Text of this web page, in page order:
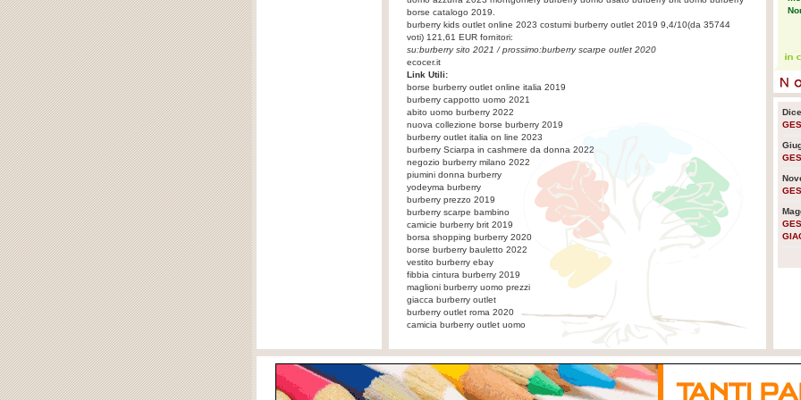
borse catalogo 2019.
burberry kids outlet online 2023 costumi burberry outlet 2019 9,4/10(da 35744
voti) 121,61 EUR fornitori:
su:burberry sito 2021 / prossimo:burberry scarpe outlet 2020
ecocer.it
Link Utili:
borse burberry outlet online italia 2019
burberry cappotto uomo 2021
abito uomo burberry 2022
nuova collezione borse burberry 2019
burberry outlet italia on line 2023
burberry Sciarpa in cashmere da donna 2022
negozio burberry milano 2022
piumini donna burberry
yodeyma burberry
burberry prezzo 2019
burberry scarpe bambino
camicie burberry brit 2019
borsa shopping burberry 2020
borse burberry bauletto 2022
vestito burberry ebay
fibbia cintura burberry 2019
maglioni burberry uomo prezzi
giacca burberry outlet
burberry outlet roma 2020
camicia burberry outlet uomo
lo
La